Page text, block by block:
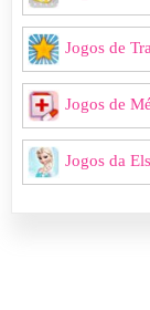
Jogos de
Jogos de
Jogos da